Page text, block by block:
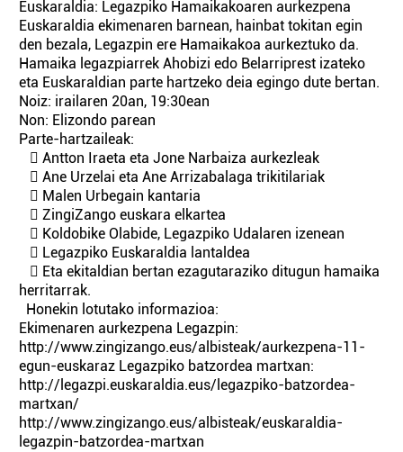
Euskaraldia: Legazpiko Hamaikakoaren aurkezpena
Euskaraldia ekimenaren barnean, hainbat tokitan egin
den bezala, Legazpin ere Hamaikakoa aurkeztuko da.
Hamaika legazpiarrek Ahobizi edo Belarriprest izateko
eta Euskaraldian parte hartzeko deia egingo dute bertan.
Noiz: irailaren 20an, 19:30ean
Non: Elizondo parean
Parte-hartzaileak:
 Antton Iraeta eta Jone Narbaiza aurkezleak
 Ane Urzelai eta Ane Arrizabalaga trikitilariak
 Malen Urbegain kantaria
 ZingiZango euskara elkartea
 Koldobike Olabide, Legazpiko Udalaren izenean
 Legazpiko Euskaraldia lantaldea
 Eta ekitaldian bertan ezagutaraziko ditugun hamaika
herritarrak.
Honekin lotutako informazioa:
Ekimenaren aurkezpena Legazpin:
http://www.zingizango.eus/albisteak/aurkezpena-11-
egun-euskaraz Legazpiko batzordea martxan:
http://legazpi.euskaraldia.eus/legazpiko-batzordea-
martxan/
http://www.zingizango.eus/albisteak/euskaraldia-
legazpin-batzordea-martxan